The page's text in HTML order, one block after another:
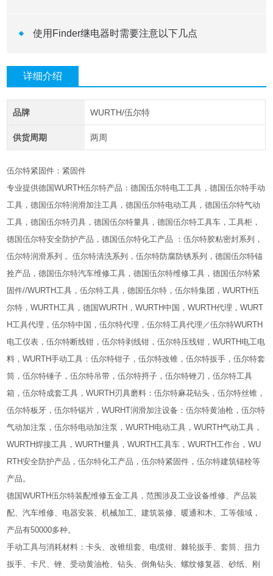
使用Finder继电器时需要注意以下几点
详细介绍
品牌 WURTH/伍尔特
供货周期 两周
伍尔特紧固件：紧固件
专业提供德国WURTH伍尔特产品：德国伍尔特电工工具，德国伍尔特手动
工具，德国伍尔特润滑加注工具，德国伍尔特电动工具，德国伍尔特气动
工具，德国伍尔特刃具，德国伍尔特量具，德国伍尔特工具车，工具柜，
德国伍尔特安全防护产品，德国伍尔特化工产品 ：伍尔特胶粘密封系列，
伍尔特润滑系列， 伍尔特清洗系列，伍尔特防腐防锈系列，德国伍尔特锚
拴产品，德国伍尔特汽车维修工具，德国伍尔特维修工具，德国伍尔特紧
固件//WURTH工具，伍尔特工具，德国伍尔特，伍尔特集团，WURTH伍
尔特，WURTH工具，德国WURTH，WURTH中国，WURTH代理，WURT
H工具代理，伍尔特中国，伍尔特代理，伍尔特工具代理／伍尔特WURTH
电工仪表，伍尔特断线钳，伍尔特剥线钳，伍尔特压线钳，WURTH电工电
料，WURTH手动工具：伍尔特钳子，伍尔特改锥，伍尔特扳手，伍尔特套
筒，伍尔特锤子，伍尔特吊带，伍尔特捋子，伍尔特锉刀，伍尔特工具
箱，伍尔特成套工具，WURTH刃具磨料：伍尔特麻花钻头，伍尔特丝锥，
伍尔特板牙，伍尔特锯片，WURHT润滑加注设备：伍尔特黄油枪，伍尔特
气动加注泵，伍尔特电动加注泵，WURTH电动工具，WURTH气动工具，
WURTH焊接工具，WURTH量具，WURTH工具车，WURTH工作台，WU
RTH安全防护产品，伍尔特化工产品，伍尔特紧固件，伍尔特建筑锚栓等
产品。
德国WURTH伍尔特装配维修五金工具，范围涉及工业设备维修、产品装
配、汽车维修、电器安装、机械加工、建筑装修、暖通和木、工等领域，
产品有50000多种。
手动工具与消耗材料：卡头、改锥组套、电缆钳、棘轮扳手、套筒、扭力
扳手、卡尺、锉、受动黄油枪、钻头、倒角钻头、螺纹修复器、砂纸、刚